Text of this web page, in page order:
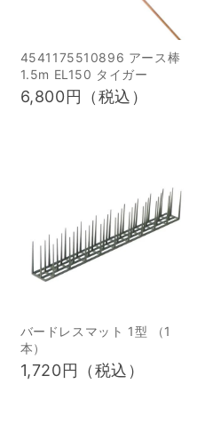
用したイノシシ避けの工
夫 4フェンス・ネット・
電気柵による侵入防止 1
設置場所や地形に合わせ
た最適な選択肢 5忌避剤
ポイント？ 1自治体への
相談と法令の確認 7まと
め・総括 なぜイノシシ避
けが必要なのか？被害の
るイノシシ被害の実態を
把握することは、対策の
第一歩です。なぜイノシ
4541175510896 アース棒
1.5m EL150 タイガー
6,800円（税込）
バードレスマット 1型 （1
本）
1,720円（税込）